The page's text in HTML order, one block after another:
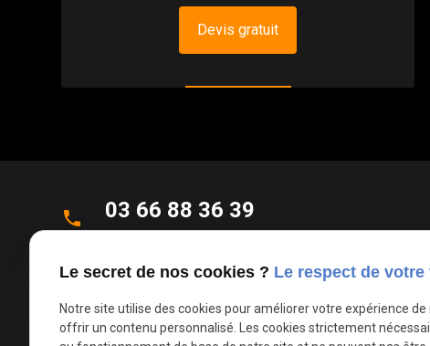
Devis gratuit
phone 03 66 88 36 39
Appel non surtaxé
place
Allée des Roseaux
59270 Bailleul
Le secret de nos cookies ? Le respect de votre
Notre site utilise des cookies pour améliorer votre expérience
offrir un contenu personnalisé. Les cookies strictement